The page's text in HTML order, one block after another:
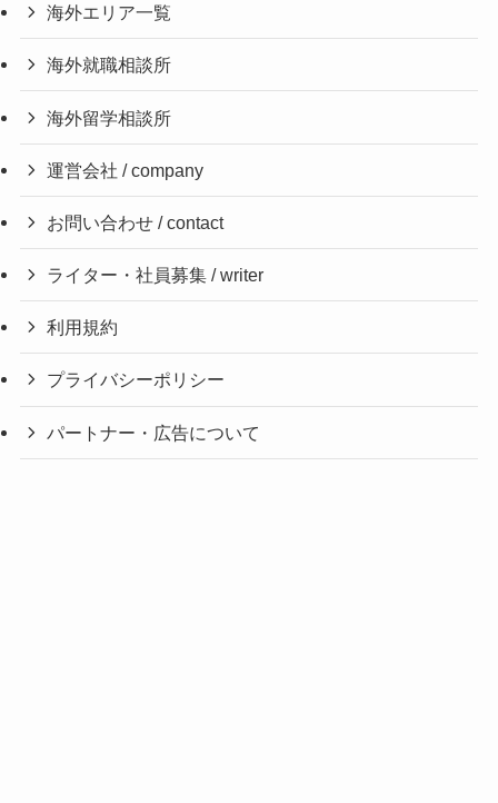
海外エリア一覧
海外就職相談所
海外留学相談所
運営会社 / company
お問い合わせ / contact
ライター・社員募集 / writer
利用規約
プライバシーポリシー
パートナー・広告について